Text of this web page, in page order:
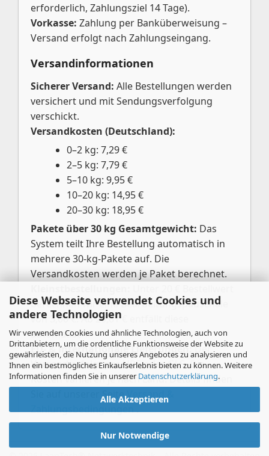
Diese Webseite verwendet Cookies und
andere Technologien
Wir verwenden Cookies und ähnliche Technologien, auch von
Drittanbietern, um die ordentliche Funktionsweise der Website zu
gewährleisten, die Nutzung unseres Angebotes zu analysieren und
Ihnen ein bestmögliches Einkaufserlebnis bieten zu können. Weitere
Informationen finden Sie in unserer Datenschutzerklärung.
Alle Akzeptieren
Nur Notwendige
erforderlich, Zahlungsziel 14 Tage).
Vorkasse: Zahlung per Banküberweisung –
Versand erfolgt nach Zahlungseingang.
Versandinformationen
Sicherer Versand: Alle Bestellungen werden
versichert und mit Sendungsverfolgung
verschickt.
Versandkosten (Deutschland):
0–2 kg: 7,29 €
2–5 kg: 7,79 €
5–10 kg: 9,95 €
10–20 kg: 14,95 €
20–30 kg: 18,95 €
Pakete über 30 kg Gesamtgewicht: Das
System teilt Ihre Bestellung automatisch in
mehrere 30-kg-Pakete auf. Die
Versandkosten werden je Paket berechnet.
berechnen wir eine Bearbeitungspauschale
von 3,00 €. Ab 20,01 € entfällt diese
automatisch.
EU- & internationale Lieferungen:Der
Versand erfolgt per UPS oder GLS. Die
Kosten variieren je nach Land. Details finden
Sie auf unserer Seite Versand &
Zahlungsbedingungen.